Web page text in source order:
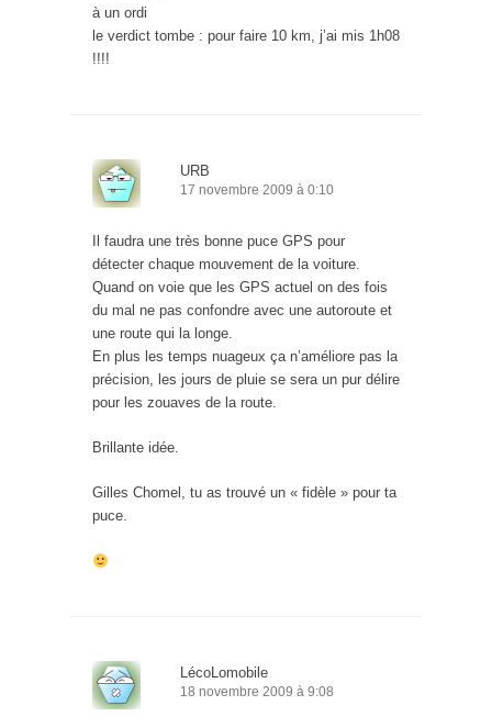
à un ordi
le verdict tombe : pour faire 10 km, j’ai mis 1h08
!!!!
URB
17 novembre 2009 à 0:10
Il faudra une très bonne puce GPS pour
détecter chaque mouvement de la voiture.
Quand on voie que les GPS actuel on des fois
du mal ne pas confondre avec une autoroute et
une route qui la longe.
En plus les temps nuageux ça n’améliore pas la
précision, les jours de pluie se sera un pur délire
pour les zouaves de la route.
Brillante idée.
Gilles Chomel, tu as trouvé un « fidèle » pour ta
puce.
LécoLomobile
18 novembre 2009 à 9:08